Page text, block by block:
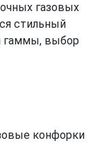
газовых
стильный
гаммы, выбор
конфорки